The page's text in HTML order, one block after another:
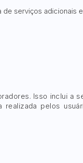
serviços adicionais e
Isso inclui a
pelos